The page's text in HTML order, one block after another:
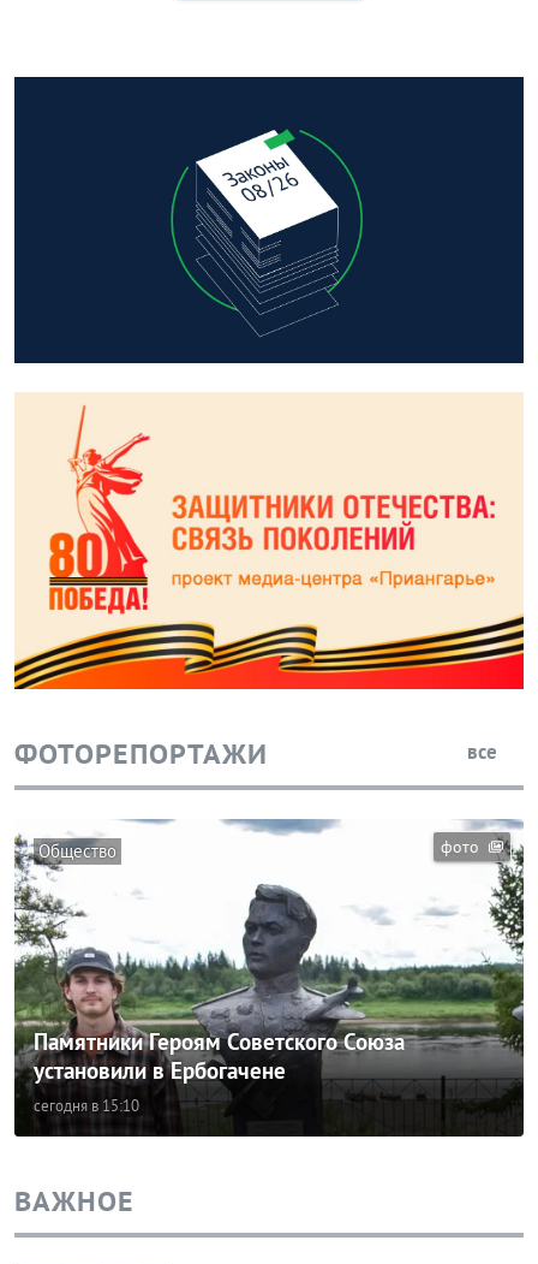
ФОТОРЕПОРТАЖИ все
фото
Общество
Памятники Героям Советского Союза
установили в Ербогачене
сегодня в 15:10
ВАЖНОЕ